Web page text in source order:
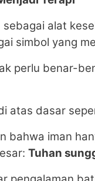
sebagai alat
simbol yang
perlu benar-
atas dasar
bahwa iman
Tuhan